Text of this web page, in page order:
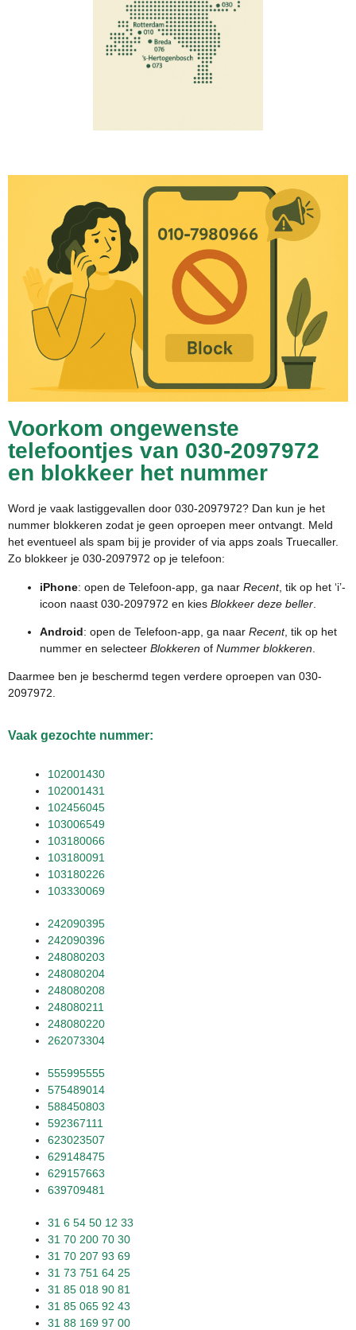
Voorkom ongewenste
telefoontjes van 030-2097972
en blokkeer het nummer
Word je vaak lastiggevallen door 030-2097972? Dan kun je het
nummer blokkeren zodat je geen oproepen meer ontvangt. Meld
het eventueel als spam bij je provider of via apps zoals Truecaller.
Zo blokkeer je 030-2097972 op je telefoon:
iPhone: open de Telefoon-app, ga naar Recent, tik op het ‘i’-
icoon naast 030-2097972 en kies Blokkeer deze beller
Android: open de Telefoon-app, ga naar Recent, tik op het
nummer en selecteer Blokkeren of Nummer blokkeren
Daarmee ben je beschermd tegen verdere oproepen van 030-
2097972.
Vaak gezochte nummer:
102001430
102001431
102456045
103006549
103180066
103180091
103180226
103330069
242090395
242090396
248080203
248080204
248080208
248080211
248080220
262073304
555995555
575489014
588450803
592367111
623023507
629148475
629157663
639709481
31 6 54 50 12 33
31 70 200 70 30
31 70 207 93 69
31 73 751 64 25
31 85 018 90 81
31 85 065 92 43
31 88 169 97 00